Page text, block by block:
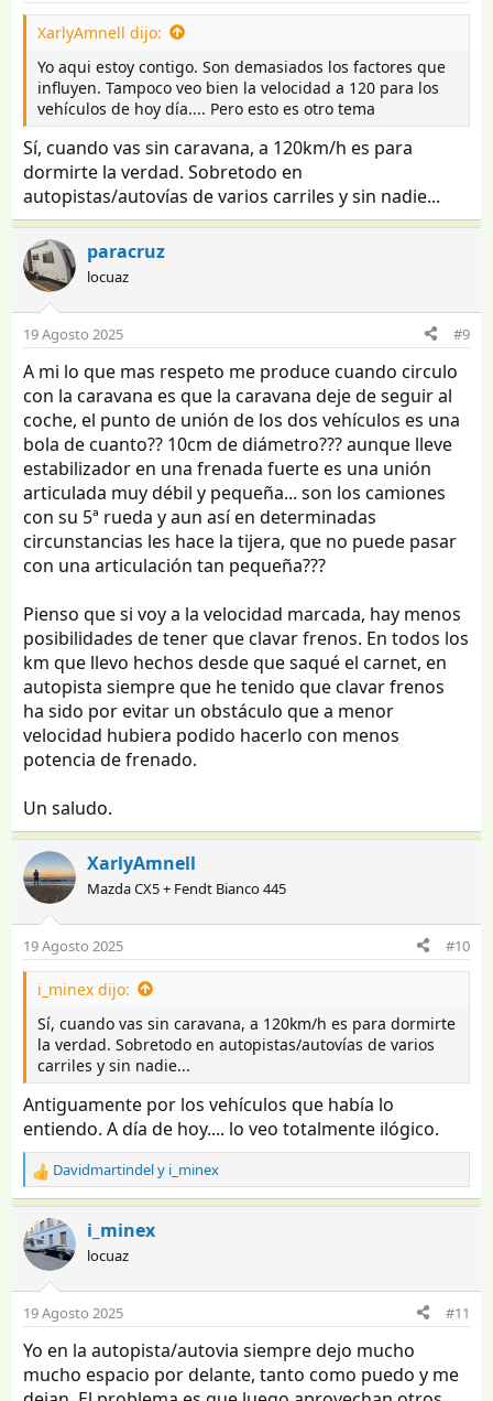
XarlyAmnell dijo:
Yo aqui estoy contigo. Son demasiados los factores que
influyen. Tampoco veo bien la velocidad a 120 para los
vehículos de hoy día.... Pero esto es otro tema
Sí, cuando vas sin caravana, a 120km/h es para
dormirte la verdad. Sobretodo en
autopistas/autovías de varios carriles y sin nadie...
paracruz
locuaz
19 Agosto 2025 #9
A mi lo que mas respeto me produce cuando circulo
con la caravana es que la caravana deje de seguir al
coche, el punto de unión de los dos vehículos es una
bola de cuanto?? 10cm de diámetro??? aunque lleve
estabilizador en una frenada fuerte es una unión
articulada muy débil y pequeña... son los camiones
con su 5ª rueda y aun así en determinadas
circunstancias les hace la tijera, que no puede pasar
con una articulación tan pequeña???
Pienso que si voy a la velocidad marcada, hay menos
posibilidades de tener que clavar frenos. En todos los
km que llevo hechos desde que saqué el carnet, en
autopista siempre que he tenido que clavar frenos
ha sido por evitar un obstáculo que a menor
velocidad hubiera podido hacerlo con menos
potencia de frenado.
Un saludo.
XarlyAmnell
Mazda CX5 + Fendt Bianco 445
19 Agosto 2025 #10
i_minex dijo:
Sí, cuando vas sin caravana, a 120km/h es para dormirte
la verdad. Sobretodo en autopistas/autovías de varios
carriles y sin nadie...
Antiguamente por los vehículos que había lo
entiendo. A día de hoy.... lo veo totalmente ilógico.
R
e
a
c
c
o
n
s
:
Davidmartindely i_minex
i_minex
locuaz
19 Agosto 2025 #11
Yo en la autopista/autovia siempre dejo mucho
mucho espacio por delante, tanto como puedo y me